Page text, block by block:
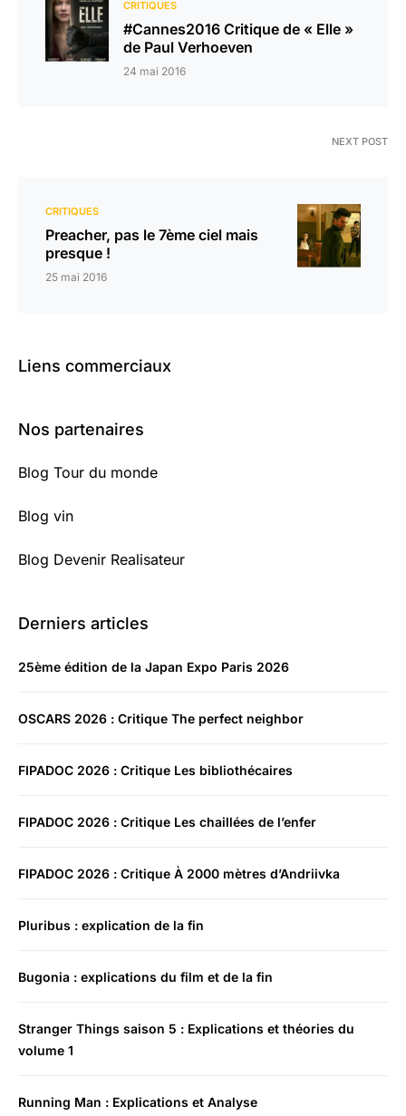
CRITIQUES
#Cannes2016 Critique de « Elle »
de Paul Verhoeven
24 mai 2016
NEXT POST
CRITIQUES
Preacher, pas le 7ème ciel mais
presque !
25 mai 2016
Liens commerciaux
Nos partenaires
Blog Tour du monde
Blog vin
Blog Devenir Realisateur
Derniers articles
25ème édition de la Japan Expo Paris 2026
OSCARS 2026 : Critique The perfect neighbor
FIPADOC 2026 : Critique Les bibliothécaires
FIPADOC 2026 : Critique Les chaillées de l’enfer
FIPADOC 2026 : Critique À 2000 mètres d’Andriivka
Pluribus : explication de la fin
Bugonia : explications du film et de la fin
Stranger Things saison 5 : Explications et théories du
volume 1
Running Man : Explications et Analyse